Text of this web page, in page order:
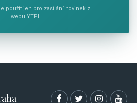
použit jen pro zasílání novinek z
webu YTPI.